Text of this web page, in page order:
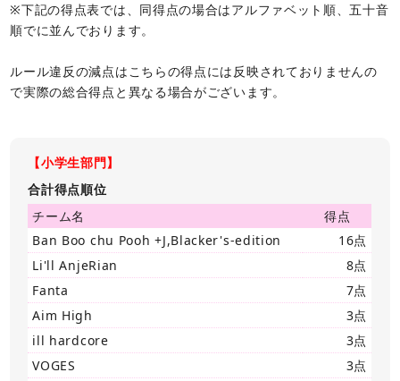
※下記の得点表では、同得点の場合はアルファベット順、五十音
順でに並んでおります。
ルール違反の減点はこちらの得点には反映されておりませんの
で実際の総合得点と異なる場合がございます。
【小学生部門】
合計得点順位
チーム名
得点
Ban Boo chu Pooh +J,Blacker's-edition
16点
Li'll AnjeRian
8点
Fanta
7点
Aim High
3点
ill hardcore
3点
VOGES
3点